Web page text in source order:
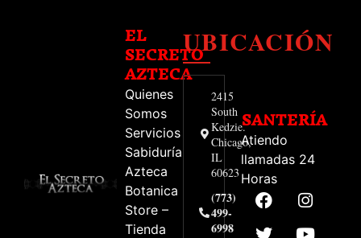
EL
SECRETO
AZTECA
Quienes
Somos
Servicios
Sabiduría
Azteca
Botanica
Store –
Tienda
UBICACIÓN
2415
South
Kedzie.
Chicago,
IL
60623
(773)
499-
6998
SANTERÍA
Atiendo
llamadas 24
Horas